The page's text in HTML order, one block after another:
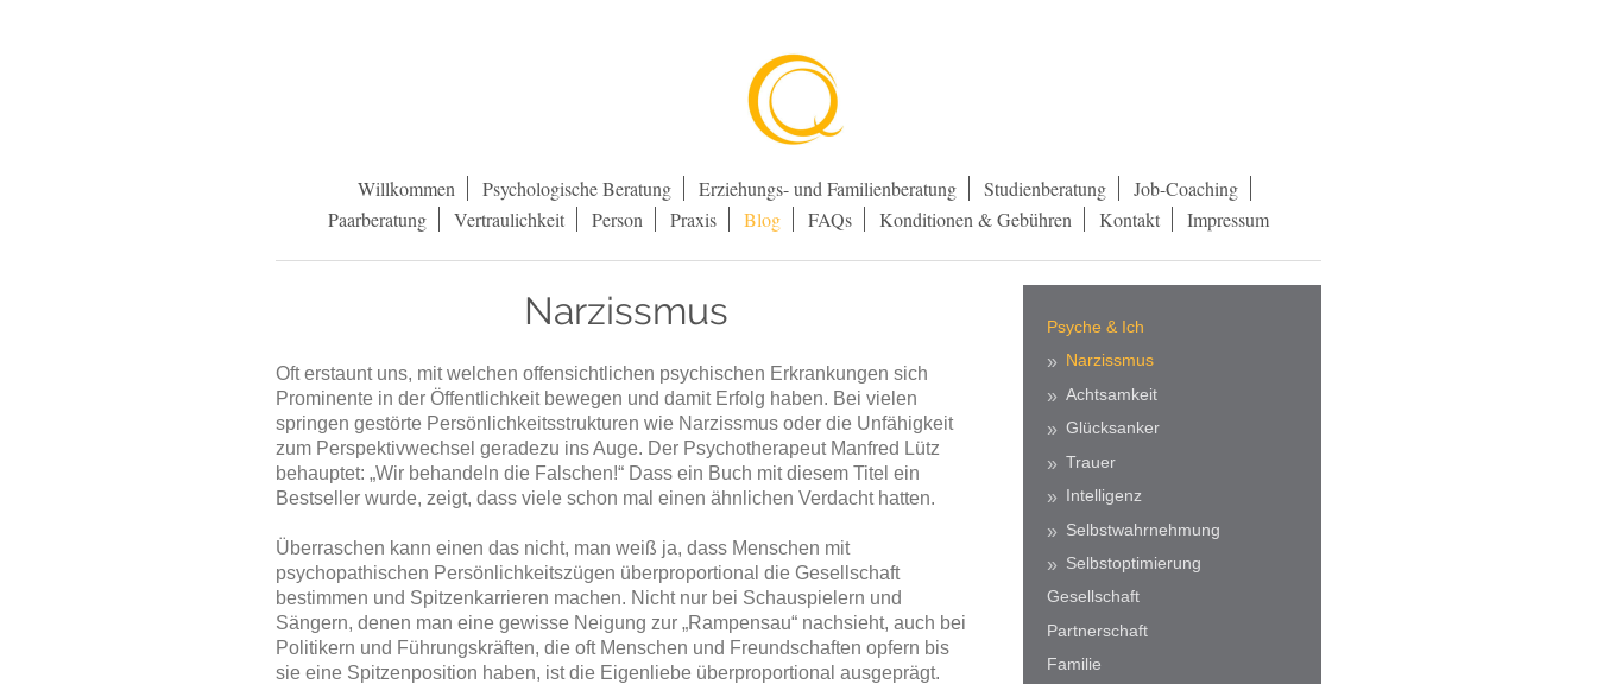
Willkommen Psychologische Beratung Erziehungs- und Familienberatung Studienberatung
Job-Coaching
Paarberatung
Vertraulichkeit Person Praxis Blog FAQs Konditionen & Gebühren Kontakt Impressum
Narzissmus
Oft erstaunt uns, mit welchen offensichtlichen psychischen Erkrankungen sich
Prominente in der Öffentlichkeit bewegen und damit Erfolg haben. Bei vielen
springen gestörte Persönlichkeitsstrukturen wie Narzissmus oder die Unfähigkeit
zum Perspektivwechsel geradezu ins Auge. Der Psychotherapeut Manfred Lütz
behauptet: „Wir behandeln die Falschen!“ Dass ein Buch mit diesem Titel ein
Bestseller wurde, zeigt, dass viele schon mal einen ähnlichen Verdacht hatten.
Überraschen kann einen das nicht, man weiß ja, dass Menschen mit
psychopathischen Persönlichkeitszügen überproportional die Gesellschaft
bestimmen und Spitzenkarrieren machen. Nicht nur bei Schauspielern und
Sängern, denen man eine gewisse Neigung zur „Rampensau“ nachsieht, auch bei
Politikern und Führungskräften, die oft Menschen und Freundschaften opfern bis
sie eine Spitzenposition haben, ist die Eigenliebe überproportional ausgeprägt.
Psyche & Ich
Narzissmus
Achtsamkeit
Glücksanker
Trauer
Intelligenz
Selbstwahrnehmung
Selbstoptimierung
Gesellschaft
Partnerschaft
Familie